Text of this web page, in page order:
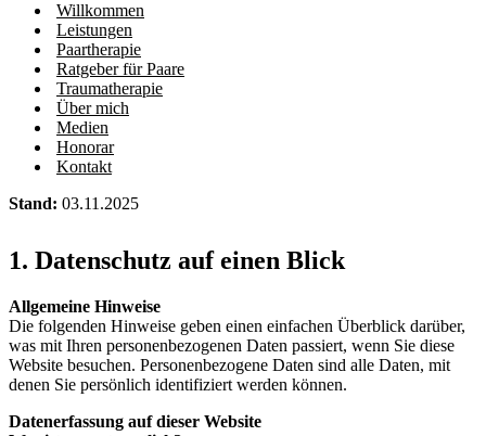
Willkommen
Leistungen
Paartherapie
Ratgeber für Paare
Traumatherapie
Über mich
Medien
Honorar
Kontakt
Stand: 03.11.2025
1. Datenschutz auf einen Blick
Allgemeine Hinweise
Die folgenden Hinweise geben einen einfachen Überblick darüber,
was mit Ihren personenbezogenen Daten passiert, wenn Sie diese
Website besuchen. Personenbezogene Daten sind alle Daten, mit
denen Sie persönlich identifiziert werden können.
Datenerfassung auf dieser Website